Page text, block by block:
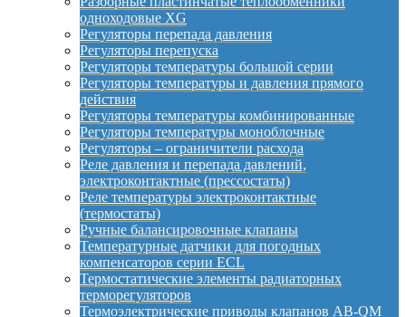
одноходовые XG
Регуляторы перепада давления
Регуляторы перепуска
Регуляторы температуры большой серии
Регуляторы температуры и давления прямого
действия
Регуляторы температуры комбинированные
Регуляторы температуры моноблочные
Регуляторы – ограничители расхода
Реле давления и перепада давлений,
электроконтактные (прессостаты)
Реле температуры электроконтактные
(термостаты)
Ручные балансировочные клапаны
Температурные датчики для погодных
компенсаторов серии ECL
Термостатические элементы радиаторных
терморегуляторов
Термоэлектрические приводы клапанов AB-QM